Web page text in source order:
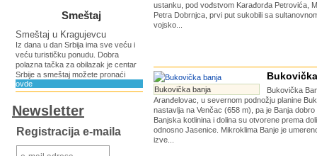
Smeštaj
Smeštaj u Kragujevcu
Iz dana u dan Srbija ima sve veću i
veću turističku ponudu. Dobra
polazna tačka za obilazak je centar
Srbije a smeštaj možete pronaći
ovde
Newsletter
Registracija e-maila
ustanku, pod vođstvom Karađorđa Petrovića,
Petra Dobrnjca, prvi put sukobili sa
vojsko...
Bukovička banja
Bukovička
Aranđelovac, u severnom podnožju planine
nastavlja na Venčac (658 m), pa je Banja
Banjska kotlinina i dolina su otvorene prema
odnosno Jasenice. Mikroklima Banje je
izve...